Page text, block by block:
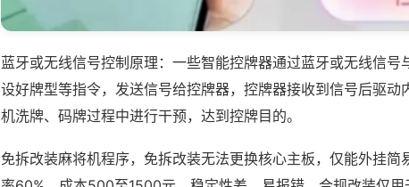
蓝牙或无线信号控制原理：一些智能控牌器通过蓝牙或无线信
设好牌型等指令，发送信号给控牌器，控牌器接收到信号后驱动
机洗牌、码牌过程中进行干预，达到控牌目的。
免拆改装麻将机程序，免拆改装无法更换核心主板，仅能外挂简